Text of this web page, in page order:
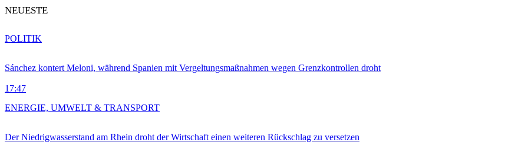
NEUESTE
Sánchez kontert Meloni, während Spanien mit Vergeltungsmaßnahmen wegen Grenzkontrollen droht
17:47
POLITIK
Der Niedrigwasserstand am Rhein droht der Wirtschaft einen weiteren Rückschlag zu versetzen
ENERGIE, UMWELT & TRANSPORT